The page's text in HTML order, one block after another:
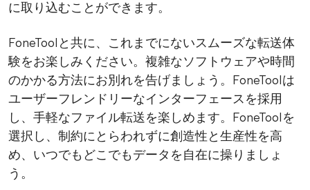
に取り込むことができます。
FoneToolと共に、これまでにないスムーズな転送体
験をお楽しみください。複雑なソフトウェアや時間
のかかる方法にお別れを告げましょう。FoneToolは
ユーザーフレンドリーなインターフェースを採用
し、手軽なファイル転送を楽しめます。FoneToolを
選択し、制約にとらわれずに創造性と生産性を高
め、いつでもどこでもデータを自在に操りましょ
う。